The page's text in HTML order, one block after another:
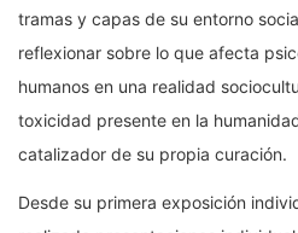
tramas y capas de su entorno
reflexionar sobre lo que afecta
humanos en una realidad
toxicidad presente en la
catalizador de su propia curación.
Desde su primera exposición